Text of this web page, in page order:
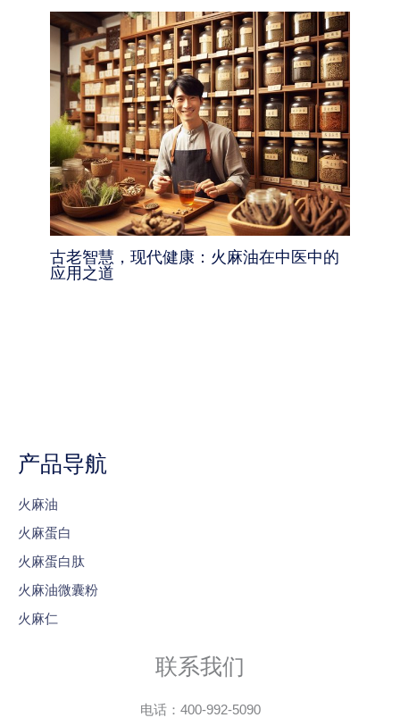
产品导航
火麻油
火麻蛋白
火麻蛋白肽
火麻油微囊粉
火麻仁
联系我们
电话：400-992-5090
古老智慧，现代健康：火麻油在中医中的
应用之道